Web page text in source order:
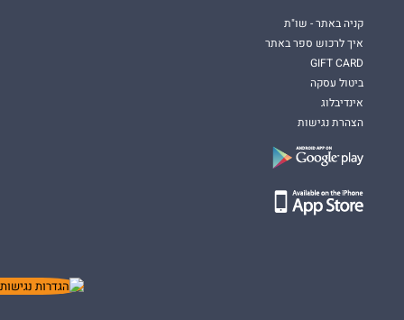
קניה באתר - שו"ת
איך לרכוש ספר באתר
GIFT CARD
ביטול עסקה
אינדיבלוג
הצהרת נגישות